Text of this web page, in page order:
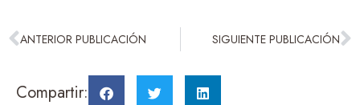
ANTERIOR PUBLICACIÓN SIGUIENTE PUBLICACIÓN
Compartir: